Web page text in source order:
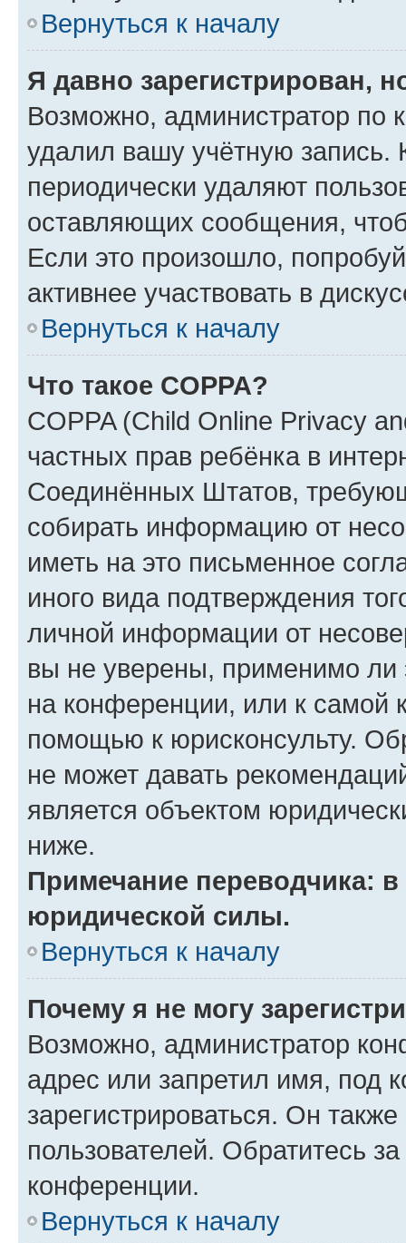
Вернуться к началу
Я давно зарегистрирован,
Возможно, администратор по
удалил вашу учётную запись.
периодически удаляют
оставляющих сообщения,
Если это произошло,
активнее участвовать в
Вернуться к началу
Что такое COPPA?
COPPA (Child Online Privacy
частных прав ребёнка в
Соединённых Штатов,
собирать информацию от
иметь на это письменное
иного вида подтверждения
личной информации от
вы не уверены, применимо ли
на конференции, или к самой
помощью к юрисконсульту.
не может давать
является объектом
ниже.
Примечание переводчика:
юридической силы.
Вернуться к началу
Почему я не могу
Возможно, администратор
адрес или запретил имя, под
зарегистрироваться. Он
пользователей. Обратитесь
конференции.
Вернуться к началу